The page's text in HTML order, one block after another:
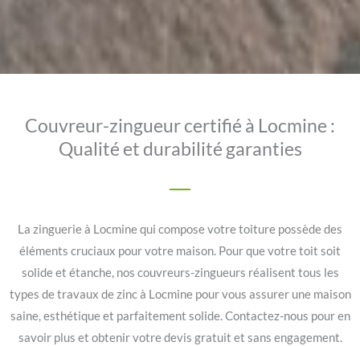
Couvreur-zingueur certifié à Locmine :
Qualité et durabilité garanties
La zinguerie à Locmine qui compose votre toiture possède des
éléments cruciaux pour votre maison. Pour que votre toit soit
solide et étanche, nos couvreurs-zingueurs réalisent tous les
types de travaux de zinc à Locmine pour vous assurer une maison
saine, esthétique et parfaitement solide. Contactez-nous pour en
savoir plus et obtenir votre devis gratuit et sans engagement.